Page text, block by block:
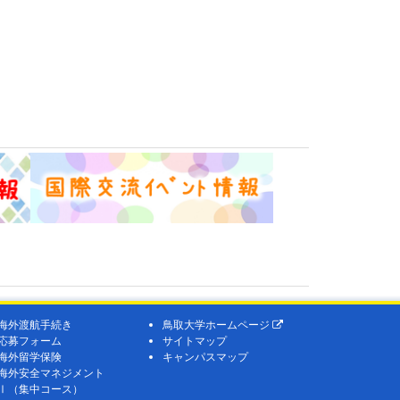
外渡航手続き
募フォーム
外留学保険
外安全マネジメント
Ⅰ（集中コース）
鳥取大学ホームページ
サイトマップ
キャンパスマップ